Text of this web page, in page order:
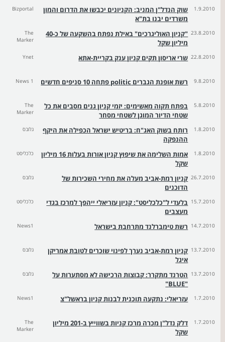
1.9.2010
שוק הנדל"ן המניב: הקניונים יכבשו את הדרום והמון
משרדים יבנו בת"א
Bizportal
23.8.2010
"קניון האוליגרכים" באילת נפתח בהשקעה של כ-40
מיליון שקל
The
Marker
22.8.2010 שרי אריסון תקים קניון ענק בקריית-אתא Ynet
9.8.2010 רשת אופנת הגברים politic פתחה 10 סניפים חדשים News 1
5.8.2010
בפתח תקוה מאשימים: יזמי קניון גנים מסבים את כל
שטחי הדיור המוגן לשטחי מסחר
The
Marker
1.8.2010
רותח בשוק האג"ח: בריטיש ישראל הכפילה את היקף
ההנפקה
גלובס
1.8.2010
אמות השלימה את שיפוץ קניון אורות בעלות 16 מיליון
שקל
כלכליסט
26.7.2010 קניון רמת-אביב מעלה את מחירי השכירות של
הדוכנים
גלובס
15.7.2010 בלעדי ל"כלכליסט": קניון עזריאלי ייהפך למרכז בגדי
מעצבים
כלכליסט
14.7.2010 רשת טימברלנד מתרחבת בישראל News1
13.7.2010 קניון רמת-אביב נערך לפינוי שוכרים לטובת אמריקן
איגל
גלובס
13.7.2010 הטרנד מתקרר: קבוצות הרכישה לא מסתערות על
"BLUE"
גלובס
1.7.2010 עזריאלי: נתקעה תוכנית לבנות קניון בראשל"צ News1
1.7.2010
דלק נדל"ן מכרה מרכז קניות בשווייץ ב-201 מיליון
שקל
The
Marker